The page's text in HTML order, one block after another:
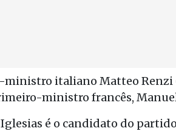
italiano Matteo Renzi
ministro francês,
Iglesias é o candidato do